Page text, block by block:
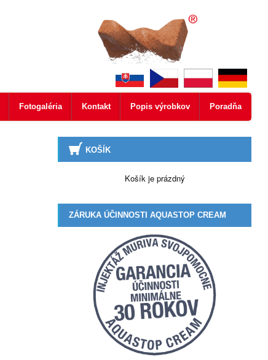
Fotogaléria Kontakt Popis výrobkov Poradňa
KOŠÍK
Košík je prázdný
ZÁRUKA ÚČINNOSTI AQUASTOP CREAM